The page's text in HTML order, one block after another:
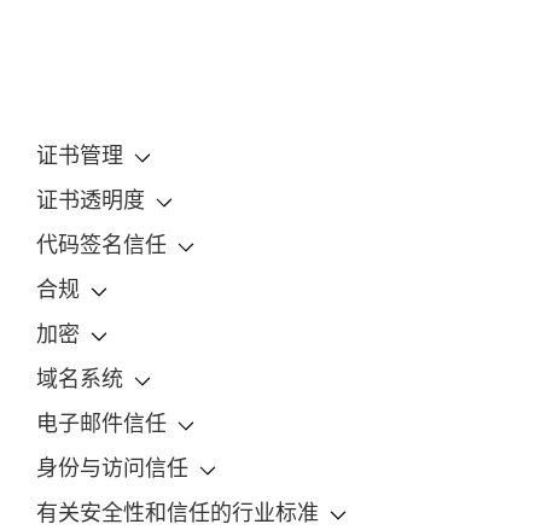
证书管理
证书透明度
代码签名信任
合规
加密
域名系统
电子邮件信任
身份与访问信任
有关安全性和信任的行业标准